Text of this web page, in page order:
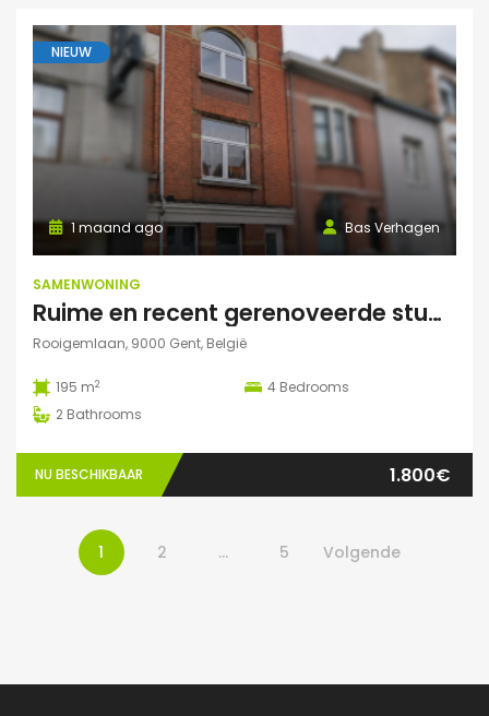
NIEUW
Bas Verhagen
1 maand ago
SAMENWONING
Ruime en recent gerenoveerde studentenwoning op toplocatie in Gent
Rooigemlaan, 9000 Gent, België
195 m2 4 Bedrooms
2 Bathrooms
NU BESCHIKBAAR 1.800€
1 2 … 5 Volgende